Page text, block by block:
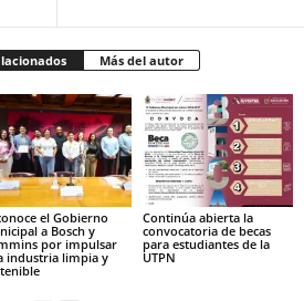
Más del autor
el Gobierno
a Bosch y
por impulsar
industria limpia y
Continúa abierta la
convocatoria de becas
para estudiantes de la
UTPN